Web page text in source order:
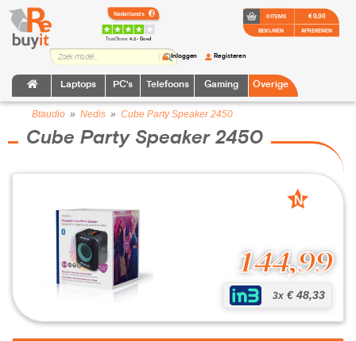
TrustScore:4.2 • Goed
Laptops PC's Telefoons Gaming Overige
Inloggen Registeren
0 ITEMS
BEKIJKEN
€ 0,00
AFREKENEN
Btaudio » Nedis » Cube Party Speaker 2450
Cube Party Speaker 2450
144,99
3x € 48,33
N